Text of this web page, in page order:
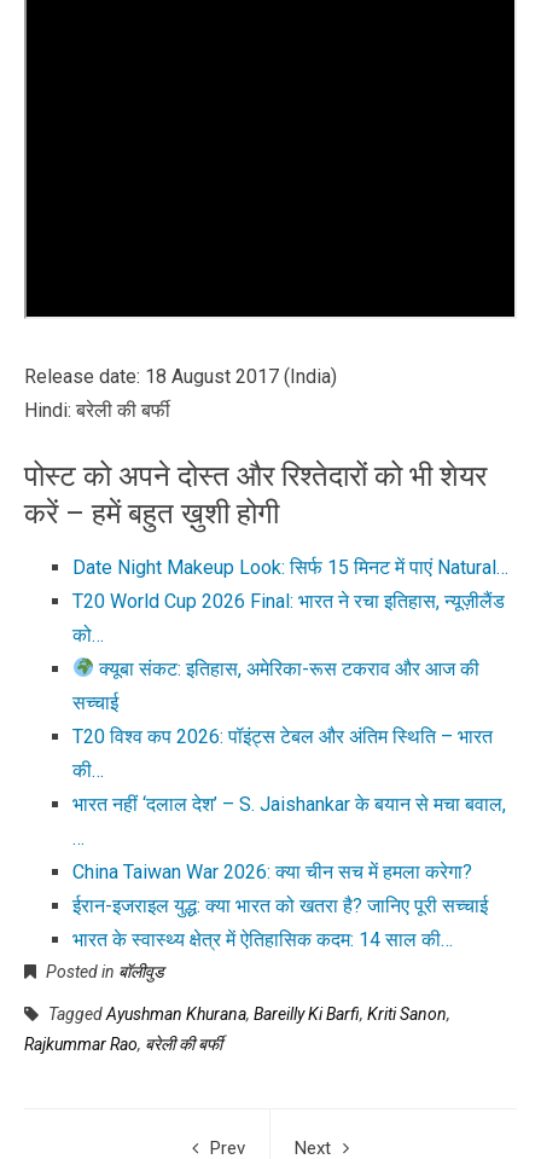
Release date: 18 August 2017 (India)
Hindi: बरेली की बर्फी
पोस्ट को अपने दोस्त और रिश्तेदारों को भी शेयर
करें – हमें बहुत ख़ुशी होगी
Date Night Makeup Look: सिर्फ 15 मिनट में पाएं Natural…
T20 World Cup 2026 Final: भारत ने रचा इतिहास, न्यूज़ीलैंड
को…
क्यूबा संकट: इतिहास, अमेरिका-रूस टकराव और आज की
सच्चाई
T20 विश्व कप 2026: पॉइंट्स टेबल और अंतिम स्थिति – भारत
की…
भारत नहीं ‘दलाल देश’ – S. Jaishankar के बयान से मचा बवाल,
…
China Taiwan War 2026: क्या चीन सच में हमला करेगा?
ईरान-इजराइल युद्ध: क्या भारत को खतरा है? जानिए पूरी सच्चाई
भारत के स्वास्थ्य क्षेत्र में ऐतिहासिक कदम: 14 साल की…
Posted in बॉलीवुड
TaggedAyushman Khurana, Bareilly Ki Barfi, Kriti Sanon,
Rajkummar Rao, बरेली की बर्फी
Prev Next